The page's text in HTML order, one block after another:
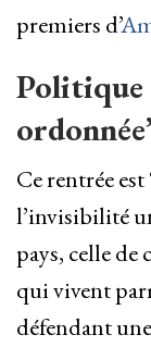
premiers d’
Politique
Ce rentrée
l’invisibilité
pays, celle de
qui vivent
défendant